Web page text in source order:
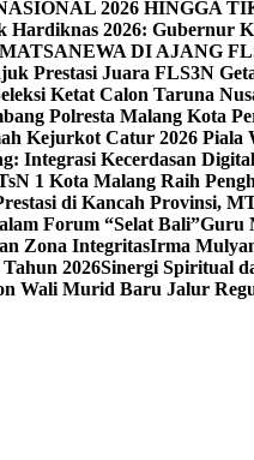
2026 HINGGA
Hardiknas 2026: Gubernur
DI AJANG
Prestasi Juara FLS3N
Ketat Calon Taruna
Polresta Malang Kota
Kejurkot Catur 2026 Piala
Integrasi Kecerdasan
1 Kota Malang Raih
di Kancah Provinsi,
Forum “Selat Bali”Guru
Zona IntegritasIrma
2026Sinergi Spiritual
Wali Murid Baru Jalur